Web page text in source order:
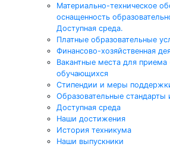
Материально-техническое
оснащенность
Доступная среда.
Платные образовательные
Финансово-хозяйственная
Вакантные места для приема
обучающихся
Стипендии и меры
Образовательные стандарты
Доступная среда
Наши достижения
История техникума
Наши выпускники